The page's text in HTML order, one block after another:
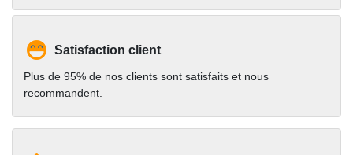
Satisfaction client
Plus de 95% de nos clients sont satisfaits et nous
recommandent.